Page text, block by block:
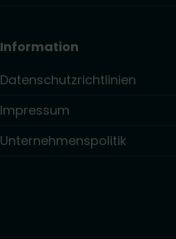
Information
Datenschutzrichtlinien
Impressum
Unternehmenspolitik